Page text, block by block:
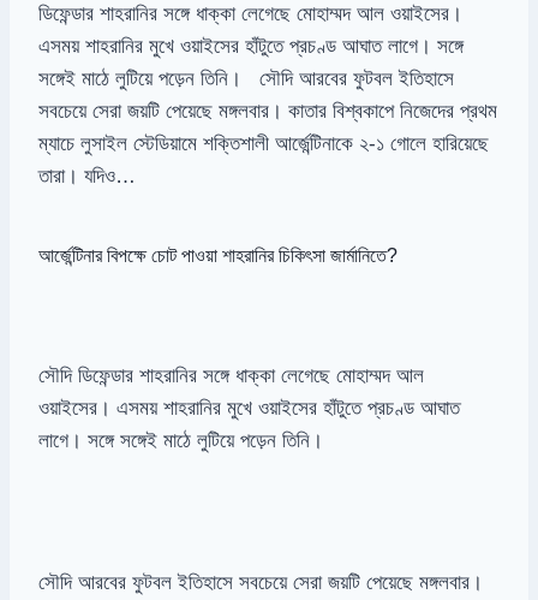
ডিফেন্ডার শাহরানির সঙ্গে ধাক্কা লেগেছে মোহাম্মদ আল ওয়াইসের।
এসময় শাহরানির মুখে ওয়াইসের হাঁটুতে প্রচণ্ড আঘাত লাগে। সঙ্গে
সঙ্গেই মাঠে লুটিয়ে পড়েন তিনি। সৌদি আরবের ফুটবল ইতিহাসে
সবচেয়ে সেরা জয়টি পেয়েছে মঙ্গলবার। কাতার বিশ্বকাপে নিজেদের প্রথম
ম্যাচে লুসাইল স্টেডিয়ামে শক্তিশালী আর্জেন্টিনাকে ২-১ গোলে হারিয়েছে
তারা। যদিও…
আর্জেন্টিনার বিপক্ষে চোট পাওয়া শাহরানির চিকিৎসা জার্মানিতে?
সৌদি ডিফেন্ডার শাহরানির সঙ্গে ধাক্কা লেগেছে মোহাম্মদ আল
ওয়াইসের। এসময় শাহরানির মুখে ওয়াইসের হাঁটুতে প্রচণ্ড আঘাত
লাগে। সঙ্গে সঙ্গেই মাঠে লুটিয়ে পড়েন তিনি।
সৌদি আরবের ফুটবল ইতিহাসে সবচেয়ে সেরা জয়টি পেয়েছে মঙ্গলবার।